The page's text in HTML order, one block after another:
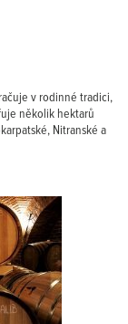
v rodinné tradici,
několik hektarů
Nitranské a